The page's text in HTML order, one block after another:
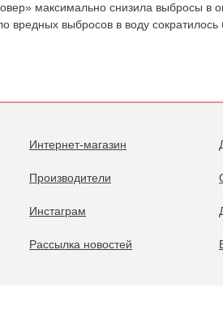
максимально снизила выбросы
вредных выбросов в воду
Интернет-магазин
Производители
Инстаграм
Рассылка новостей